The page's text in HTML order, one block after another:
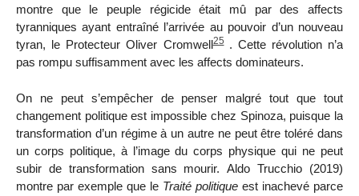
montre que le peuple régicide était mû par des affects
tyranniques ayant entraîné l’arrivée au pouvoir d’un nouveau
tyran, le Protecteur Oliver Cromwell25 . Cette révolution n’a
pas rompu suffisamment avec les affects dominateurs.
On ne peut s’empêcher de penser malgré tout que tout
changement politique est impossible chez Spinoza, puisque la
transformation d’un régime à un autre ne peut être toléré dans
un corps politique, à l’image du corps physique qui ne peut
subir de transformation sans mourir.
Aldo Trucchio (2019)
montre par exemple que le Traité politique est inachevé parce